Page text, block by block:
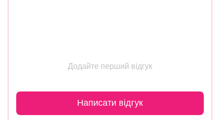
Додайте перший відгук
Написати відгук